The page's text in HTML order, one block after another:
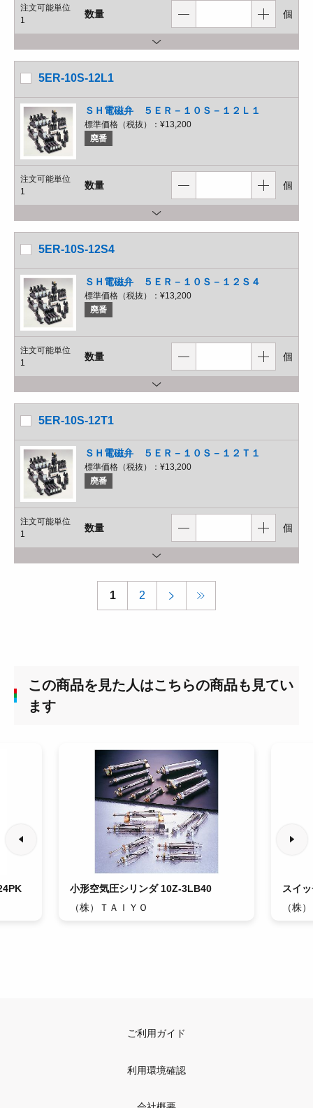
注文可能単位
1
数量 個
5ER-10S-12L1
ＳＨ電磁弁 ５ＥＲ－１０Ｓ－１２Ｌ１
標準価格（税抜）： ¥13,200
廃番
注文可能単位
1
数量 個
5ER-10S-12S4
ＳＨ電磁弁 ５ＥＲ－１０Ｓ－１２Ｓ４
標準価格（税抜）： ¥13,200
廃番
注文可能単位
1
数量 個
5ER-10S-12T1
ＳＨ電磁弁 ５ＥＲ－１０Ｓ－１２Ｔ１
標準価格（税抜）： ¥13,200
廃番
注文可能単位
1
数量 個
1 2
この商品を見た人はこちらの商品も見てい
ます
小形空気圧シリンダ 10Z-3LB40
（株）ＴＡＩＹＯ
スイ
（株
ご利用ガイド
利用環境確認